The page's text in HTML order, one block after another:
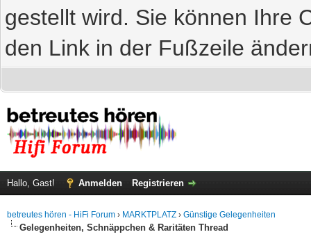
gestellt wird. Sie können Ihre
den Link in der Fußzeile
Hallo, Gast! Anmelden Registrieren
betreutes hören - HiFi Forum › MARKTPLATZ › Günstige Gelegenheiten
Gelegenheiten, Schnäppchen & Raritäten Thread